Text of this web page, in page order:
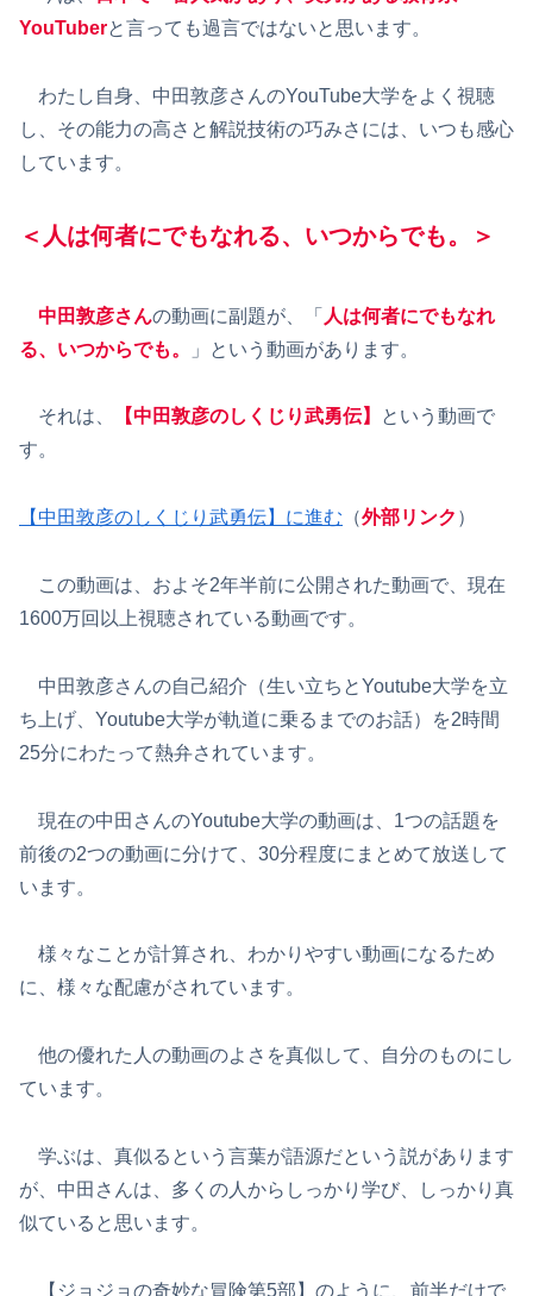
YouTuberと言っても過言ではないと思います。
わたし自身、中田敦彦さんのYouTube大学をよく視聴
し、その能力の高さと解説技術の巧みさには、いつも感心
しています。
＜人は何者にでもなれる、いつからでも。＞
中田敦彦さんの動画に副題が、「 人は何者にでもなれ
る、いつからでも。
」という動画があります。
それは、 【中田敦彦のしくじり武勇伝】
という動画で
す。
【中田敦彦のしくじり武勇伝】に進む （外部リンク ）
この動画は、およそ2年半前に公開された動画で、現在
1600万回以上視聴されている動画です。
中田敦彦さんの自己紹介（生い立ちとYoutube大学を立
ち上げ、Youtube大学が軌道に乗るまでのお話）を2時間
25分にわたって熱弁されています。
現在の中田さんのYoutube大学の動画は、1つの話題を
前後の2つの動画に分けて、30分程度にまとめて放送して
います。
様々なことが計算され、わかりやすい動画になるため
に、様々な配慮がされています。
他の優れた人の動画のよさを真似して、自分のものにし
ています。
学ぶは、真似るという言葉が語源だという説があります
が、中田さんは、多くの人からしっかり学び、しっかり真
似ていると思います。
【ジョジョの奇妙な冒険第5部】のように、前半だけで